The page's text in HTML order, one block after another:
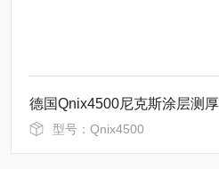
德国Qnix4500尼克斯涂层测
型号：Qnix4500